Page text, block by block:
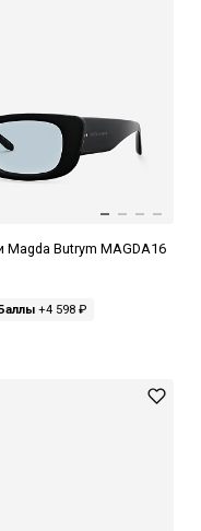
Butrym MAGDA16
+4 598 ₽